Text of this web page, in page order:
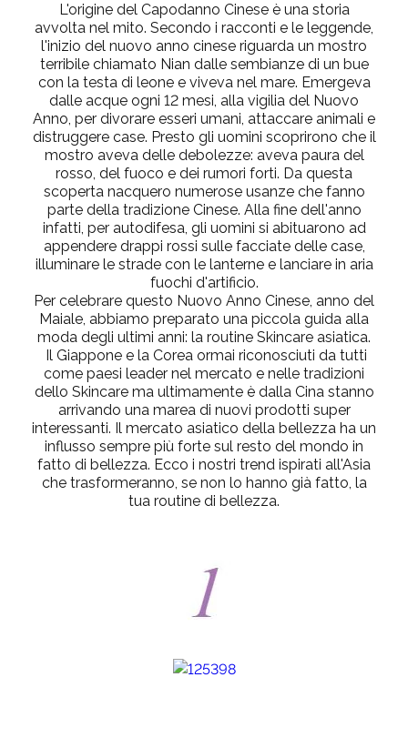
L'origine del Capodanno Cineseè una storia
avvolta nel mito. Secondo i racconti e le leggende,
l'inizio del nuovo anno cinese riguarda un mostro
terribile chiamato Nian dalle sembianze di un bue
con la testa di leone e viveva nel mare. Emergeva
dalle acque ogni 12 mesi, alla vigilia del Nuovo
Anno, per divorare esseri umani, attaccare animali e
distruggere case. Presto gli uomini scoprirono che il
mostro aveva delle debolezze: aveva paura del
rosso, del fuoco e dei rumori forti. Da questa
scoperta nacquero numerose usanze che fanno
parte della tradizione Cinese. Alla fine dell'anno
infatti, per autodifesa, gli uomini si abituarono ad
appendere drappi rossi sulle facciate delle case,
illuminare le strade con le lanterne e lanciare in aria
fuochi d'artificio.
Per celebrare questo Nuovo Anno Cinese, anno del
Maiale, abbiamo preparato una piccola guida alla
moda degli ultimi anni: la routine Skincare asiatica.
Il Giappone e la Corea ormai riconosciuti da tutti
come paesi leader nel mercato e nelle tradizioni
dello Skincare ma ultimamente è dalla Cina stanno
arrivando una marea di nuovi prodotti super
interessanti. Il mercato asiatico della bellezza ha un
influsso sempre più forte sul resto del mondo in
fatto di bellezza. Ecco i nostri trend ispirati all'Asia
che trasformeranno, se non lo hanno già fatto, la
tua routine di bellezza.